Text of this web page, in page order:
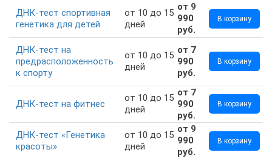
ДНК-тест спортивная
генетика для детей
от 10 до 15
дней
от 9
990
руб.
В корзину
ДНК-тест на
предрасположенность
к спорту
от 10 до 15
дней
от 7
990
руб.
В корзину
ДНК-тест на фитнес
от 10 до 15
дней
от 7
990
руб.
В корзину
ДНК-тест «Генетика
красоты»
от 10 до 15
дней
от 9
990
руб.
В корзину